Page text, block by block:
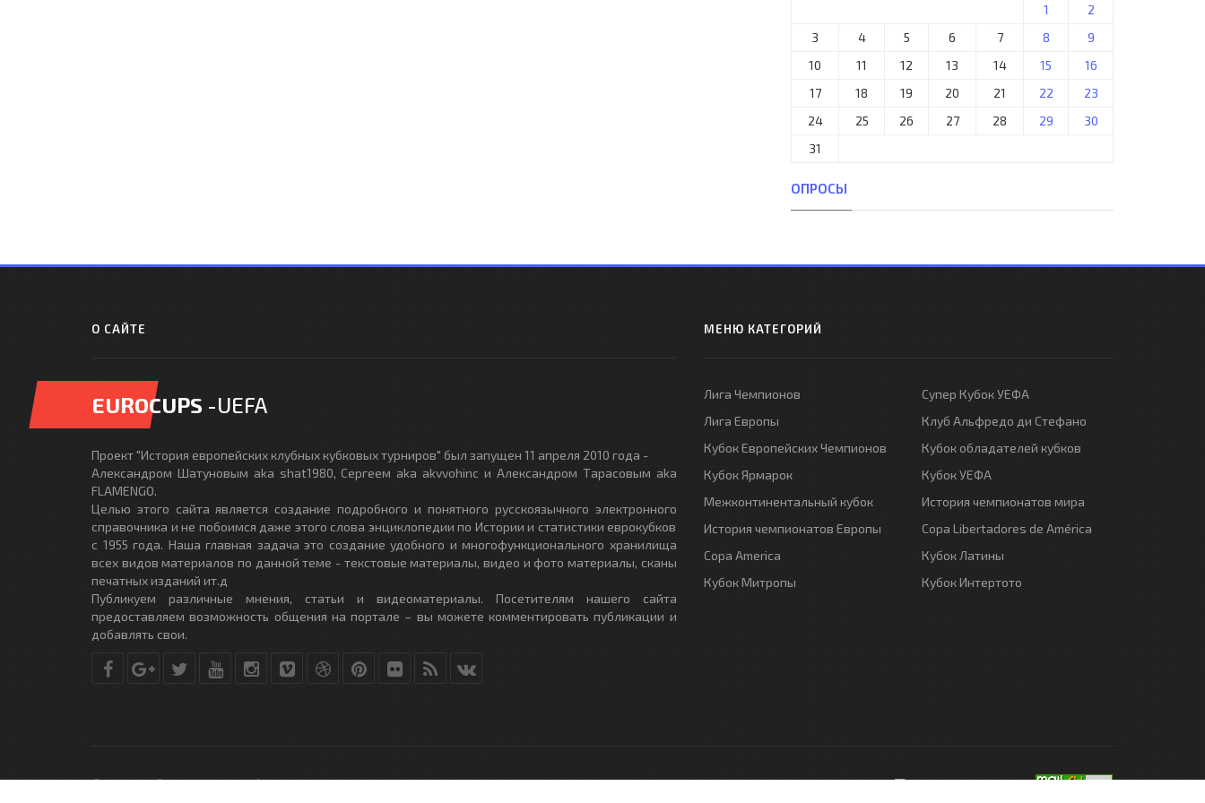
1
2
3
4 5 6 7 8
9
10
11 12 13 14 15
16
17
18 19 20 21 22
23
24
25 26 27 28 29
30
31
ОПРОСЫ
О САЙТЕ
EUROCUPS -UEFA
Проект "История европейских клубных кубковых турниров" был запущен 11 апреля 2010 года -
Александром Шатуновым aka shat1980, Сергеем aka akvvohinc и Александром Тарасовым aka
FLAMENGO.
Целью этого сайта является создание подробного и понятного русскоязычного электронного
справочника и не побоимся даже этого слова энциклопедии по Истории и статистики еврокубков
с 1955 года. Наша главная задача это создание удобного и многофункционального хранилища
всех видов материалов по данной теме - текстовые материалы, видео и фото материалы, сканы
печатных изданий ит.д
Публикуем различные мнения, статьи и видеоматериалы. Посетителям нашего сайта
предоставляем возможность общения на портале – вы можете комментировать публикации и
добавлять свои.
МЕНЮ КАТЕГОРИЙ
Лига Чемпионов
Лига Европы
Кубок Европейских Чемпионов
Кубок Ярмарок
Межконтинентальный кубок
История чемпионатов Европы
Copa America
Кубок Митропы
Супер Кубок УЕФА
Клуб Альфредо ди Стефано
Кубок обладателей кубков
Кубок УЕФА
История чемпионатов мира
Copa Libertadores de América
Кубок Латины
Кубок Интертото
© Copyright © 2010-2017. Разработано студиейDLE-THEME.RU- All Rights Reserved.